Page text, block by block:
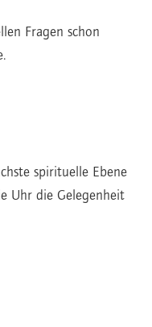
Fragen schon
spirituelle Ebene
Uhr die Gelegenheit